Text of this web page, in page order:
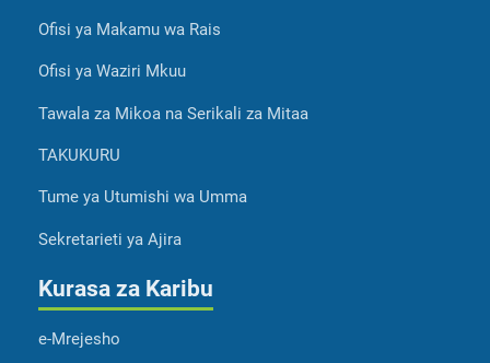
Ofisi ya Makamu wa Rais
Ofisi ya Waziri Mkuu
Tawala za Mikoa na Serikali za Mitaa
TAKUKURU
Tume ya Utumishi wa Umma
Sekretarieti ya Ajira
Kurasa za Karibu
e-Mrejesho